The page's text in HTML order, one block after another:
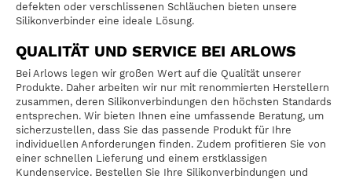
defekten oder verschlissenen Schläuchen bieten unsere
Silikonverbinder eine ideale Lösung.
QUALITÄT UND SERVICE BEI ARLOWS
Bei Arlows legen wir großen Wert auf die Qualität unserer
Produkte. Daher arbeiten wir nur mit renommierten Herstellern
zusammen, deren Silikonverbindungen den höchsten Standards
entsprechen. Wir bieten Ihnen eine umfassende Beratung, um
sicherzustellen, dass Sie das passende Produkt für Ihre
individuellen Anforderungen finden. Zudem profitieren Sie von
einer schnellen Lieferung und einem erstklassigen
Kundenservice. Bestellen Sie Ihre Silikonverbindungen und